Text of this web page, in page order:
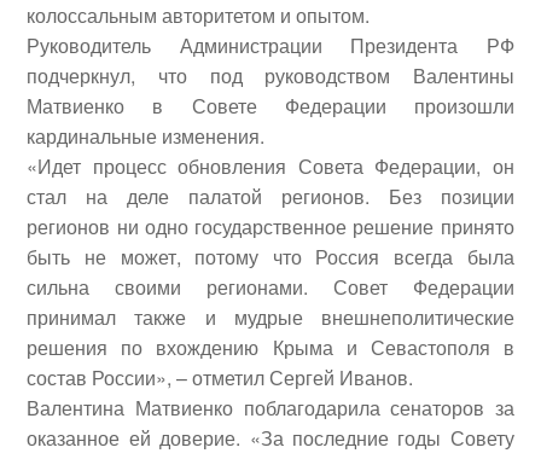
колоссальным авторитетом и опытом.
Руководитель Администрации Президента РФ
подчеркнул, что под руководством Валентины
Матвиенко в Совете Федерации произошли
кардинальные изменения.
«Идет процесс обновления Совета Федерации, он
стал на деле палатой регионов. Без позиции
регионов ни одно государственное решение принято
быть не может, потому что Россия всегда была
сильна своими регионами. Совет Федерации
принимал также и мудрые внешнеполитические
решения по вхождению Крыма и Севастополя в
состав России», – отметил Сергей Иванов.
Валентина Матвиенкопоблагодарила сенаторов за
оказанное ей доверие. «За последние годы Совету